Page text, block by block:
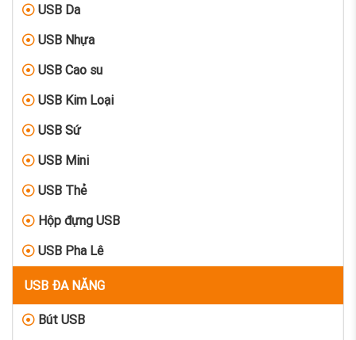
USB Da
USB Nhựa
USB Cao su
USB Kim Loại
USB Sứ
USB Mini
USB Thẻ
Hộp đựng USB
USB Pha Lê
USB ĐA NĂNG
Bút USB